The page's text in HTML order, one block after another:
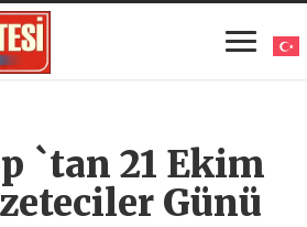
`tan 21 Ekim
Günü